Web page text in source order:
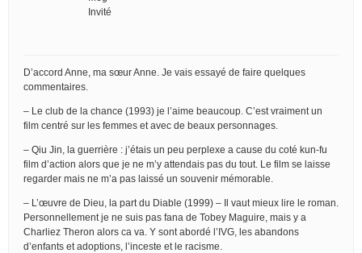
Invité
D’accord Anne, ma sœur Anne. Je vais essayé de faire quelques
commentaires.
– Le club de la chance (1993) je l’aime beaucoup. C’est vraiment un
film centré sur les femmes et avec de beaux personnages.
– Qiu Jin, la guerrière : j’étais un peu perplexe a cause du coté kun-fu
film d’action alors que je ne m’y attendais pas du tout. Le film se laisse
regarder mais ne m’a pas laissé un souvenir mémorable.
– L’œuvre de Dieu, la part du Diable (1999) – Il vaut mieux lire le roman.
Personnellement je ne suis pas fana de Tobey Maguire, mais y a
Charliez Theron alors ca va. Y sont abordé l’IVG, les abandons
d’enfants et adoptions, l’inceste et le racisme.